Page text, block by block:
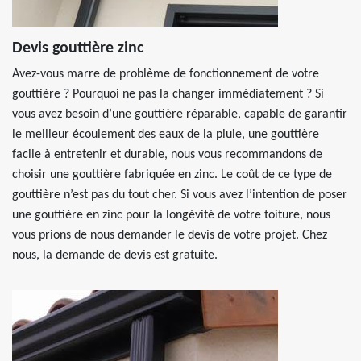
Devis gouttière zinc
Avez-vous marre de problème de fonctionnement de votre
gouttière ? Pourquoi ne pas la changer immédiatement ? Si
vous avez besoin d’une gouttière réparable, capable de garantir
le meilleur écoulement des eaux de la pluie, une gouttière
facile à entretenir et durable, nous vous recommandons de
choisir une gouttière fabriquée en zinc. Le coût de ce type de
gouttière n’est pas du tout cher. Si vous avez l’intention de poser
une gouttière en zinc pour la longévité de votre toiture, nous
vous prions de nous demander le devis de votre projet. Chez
nous, la demande de devis est gratuite.